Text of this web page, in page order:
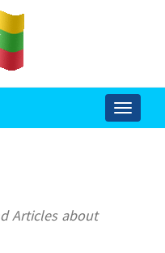
Toggle
Articles about